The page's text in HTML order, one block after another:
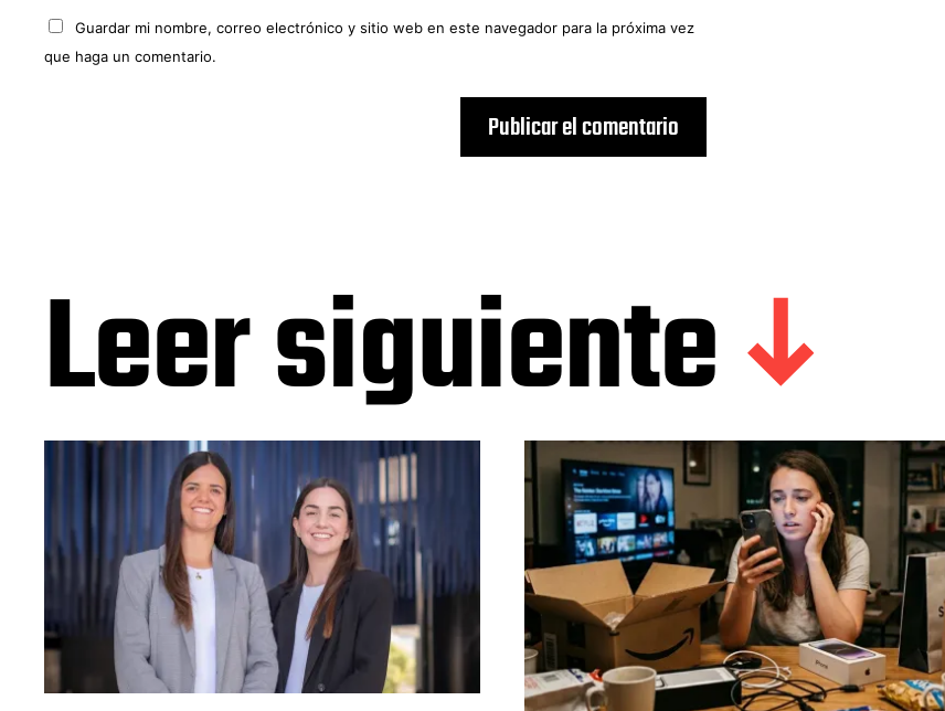
Guardar mi nombre, correo electrónico y sitio web en este navegador para la próxima vez
que haga un comentario.
Leer siguiente